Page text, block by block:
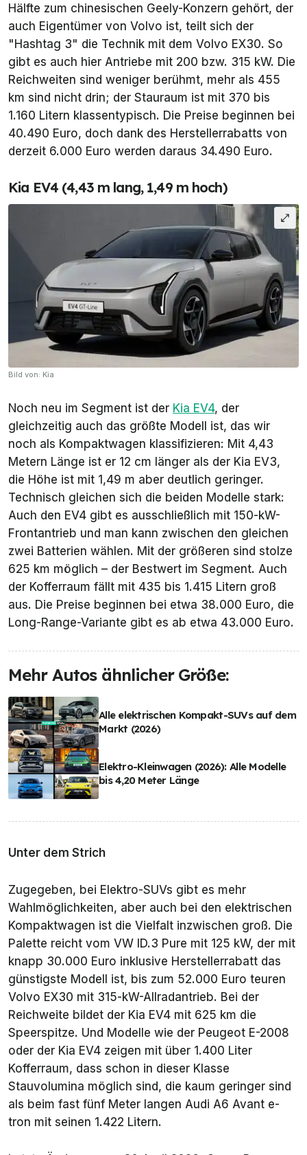
Hälfte zum chinesischen Geely-Konzern gehört, der
auch Eigentümer von Volvo ist, teilt sich der
"Hashtag 3" die Technik mit dem Volvo EX30. So
gibt es auch hier Antriebe mit 200 bzw. 315 kW. Die
Reichweiten sind weniger berühmt, mehr als 455
km sind nicht drin; der Stauraum ist mit 370 bis
1.160 Litern klassentypisch. Die Preise beginnen bei
40.490 Euro, doch dank des Herstellerrabatts von
derzeit 6.000 Euro werden daraus 34.490 Euro.
Kia EV4 (4,43 m lang, 1,49 m hoch)
Bild von: Kia
Noch neu im Segment ist der Kia EV4, der
gleichzeitig auch das größte Modell ist, das wir
noch als Kompaktwagen klassifizieren: Mit 4,43
Metern Länge ist er 12 cm länger als der Kia EV3,
die Höhe ist mit 1,49 m aber deutlich geringer.
Technisch gleichen sich die beiden Modelle stark:
Auch den EV4 gibt es ausschließlich mit 150-kW-
Frontantrieb und man kann zwischen den gleichen
zwei Batterien wählen. Mit der größeren sind stolze
625 km möglich – der Bestwert im Segment. Auch
der Kofferraum fällt mit 435 bis 1.415 Litern groß
aus. Die Preise beginnen bei etwa 38.000 Euro, die
Long-Range-Variante gibt es ab etwa 43.000 Euro.
Mehr Autos ähnlicher Größe:
Alle elektrischen Kompakt-SUVs auf dem
Markt (2026)
Elektro-Kleinwagen (2026): Alle Modelle
bis 4,20 Meter Länge
Unter dem Strich
Zugegeben, bei Elektro-SUVs gibt es mehr
Wahlmöglichkeiten, aber auch bei den elektrischen
Kompaktwagen ist die Vielfalt inzwischen groß. Die
Palette reicht vom VW ID.3 Pure mit 125 kW, der mit
knapp 30.000 Euro inklusive Herstellerrabatt das
günstigste Modell ist, bis zum 52.000 Euro teuren
Volvo EX30 mit 315-kW-Allradantrieb. Bei der
Reichweite bildet der Kia EV4 mit 625 km die
Speerspitze. Und Modelle wie der Peugeot E-2008
oder der Kia EV4 zeigen mit über 1.400 Liter
Kofferraum, dass schon in dieser Klasse
Stauvolumina möglich sind, die kaum geringer sind
als beim fast fünf Meter langen Audi A6 Avant e-
tron mit seinen 1.422 Litern.